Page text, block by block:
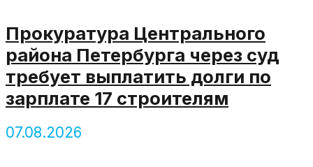
Прокуратура Центрального
района Петербурга через суд
требует выплатить долги по
зарплате 17 строителям
07.08.2026